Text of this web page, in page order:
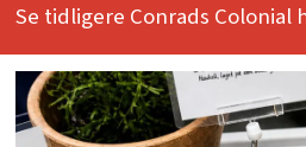
Se tidligere Conrads Colonial